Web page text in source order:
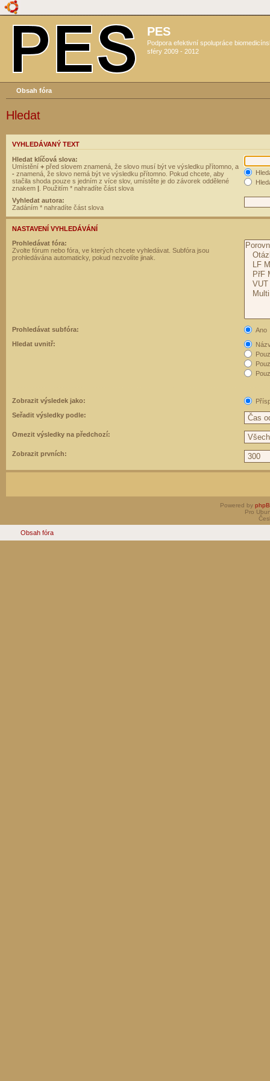
PES
Podpora efektivní spolupráce
sféry 2009 - 2012
Obsah fóra
Hledat
VYHLEDÁVANÝ TEXT
Hledat klíčová slova:
Umístění + před slovem znamená, že slovo musí být ve výsledku přítomno, a
- znamená, že slovo nemá být ve výsledku přítomno. Pokud chcete, aby
stačila shoda pouze s jedním z více slov, umístěte je do závorek oddělené
znakem | . Použitím * nahradíte část slova
Vyhledat autora:
Zadáním * nahradíte část slova
NASTAVENÍ VYHLEDÁVÁNÍ
Prohledávat fóra:
Zvolte fórum nebo fóra, ve kterých chcete vyhledávat. Subfóra jsou
prohledávána automaticky, pokud nezvolíte jinak.
Prohledávat subfóra:
Ano
Hledat uvnitř:
Zobrazit výsledek jako:
Seřadit výsledky podle:
Omezit výsledky na předchozí:
Zobrazit prvních:
Powered by
Pro
Obsah fóra